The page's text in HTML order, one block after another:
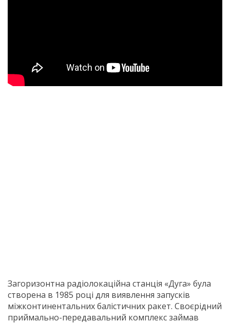
Загоризонтна радіолокаційна станція «Дуга» була
створена в 1985 році для виявлення запусків
міжконтинентальних балістичних ракет. Своєрідний
приймально-передавальний комплекс займав